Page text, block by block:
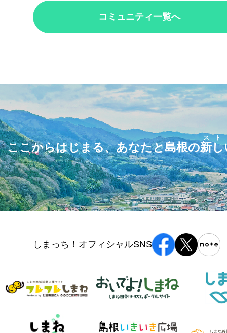
コミュニティ一覧へ
ここからはじまる、あなたと島根の新し
スト
しまっち！オフィシャルSNS